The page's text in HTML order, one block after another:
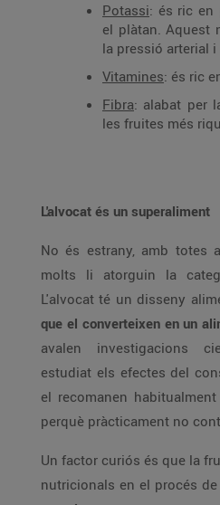
Potassi: és ric en
el plàtan. Aquest
la pressió arterial
Vitamines: és ric
Fibra: alabat per
les fruites més
L'alvocat és un superaliment
No és estrany, amb totes
molts li atorguin la
L'alvocat té un disseny
que el converteixen en un
avalen investigacions
estudiat els efectes del
el recomanen
perquè pràcticament no
Un factor curiós és que la
nutricionals en el procés